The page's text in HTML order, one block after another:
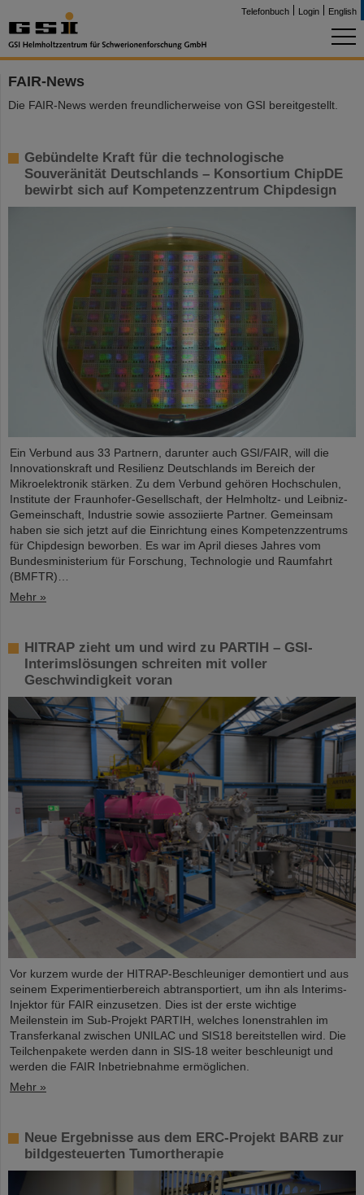
Telefonbuch Login English
FAIR-News
Die FAIR-News werden freundlicherweise von GSI bereitgestellt.
Gebündelte Kraft für die technologische
Souveränität Deutschlands – Konsortium ChipDE
bewirbt sich auf Kompetenzzentrum Chipdesign
Ein Verbund aus 33 Partnern, darunter auch GSI/FAIR, will die
Innovationskraft und Resilienz Deutschlands im Bereich der
Mikroelektronik stärken. Zu dem Verbund gehören Hochschulen,
Institute der Fraunhofer-Gesellschaft, der Helmholtz- und Leibniz-
Gemeinschaft, Industrie sowie assoziierte Partner. Gemeinsam
haben sie sich jetzt auf die Einrichtung eines Kompetenzzentrums
für Chipdesign beworben. Es war im April dieses Jahres vom
Bundesministerium für Forschung, Technologie und Raumfahrt
(BMFTR)…
Mehr »
HITRAP zieht um und wird zu PARTIH – GSI-
Interimslösungen schreiten mit voller
Geschwindigkeit voran
Vor kurzem wurde der HITRAP-Beschleuniger demontiert und aus
seinem Experimentierbereich abtransportiert, um ihn als Interims-
Injektor für FAIR einzusetzen. Dies ist der erste wichtige
Meilenstein im Sub-Projekt PARTIH, welches Ionenstrahlen im
Transferkanal zwischen UNILAC und SIS18 bereitstellen wird. Die
Teilchenpakete werden dann in SIS-18 weiter beschleunigt und
werden die FAIR Inbetriebnahme ermöglichen.
Mehr »
Neue Ergebnisse aus dem ERC-Projekt BARB zur
bildgesteuerten Tumortherapie